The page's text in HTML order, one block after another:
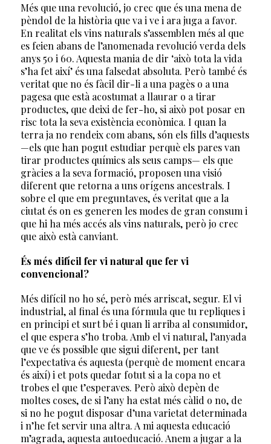
Més que una revolució, jo crec que és una mena de
pèndol de la història que va i ve i ara juga a favor.
En realitat els vins naturals s’assemblen més al que
es feien abans de l’anomenada revolució verda dels
anys 50 i 60. Aquesta mania de dir ‘això tota la vida
s’ha fet així’ és una falsedat absoluta. Però també és
veritat que no és fàcil dir-li a una pagès o a una
pagesa que està acostumat a llaurar o a tirar
productes, que deixi de fer-ho, si això pot posar en
risc tota la seva existència econòmica. I quan la
terra ja no rendeix com abans, són els fills d’aquests
—els que han pogut estudiar perquè els pares van
tirar productes químics als seus camps— els que
gràcies a la seva formació, proposen una visió
diferent que retorna a uns orígens ancestrals. I
sobre el que em preguntaves, és veritat que a la
ciutat és on es generen les modes de gran consum i
que hi ha més accés als vins naturals, però jo crec
que això està canviant.
És més difícil fer vi natural que fer vi
convencional?
Més difícil no ho sé, però més arriscat, segur. El vi
industrial, al final és una fórmula que tu repliques i
en principi et surt bé i quan li arriba al consumidor,
el que espera s’ho troba. Amb el vi natural, l’anyada
que ve és possible que sigui diferent, per tant
l’expectativa és aquesta (perquè de moment encara
és així) i et pots quedar fotut si a la copa no et
trobes el que t’esperaves. Però això depèn de
moltes coses, de si l’any ha estat més càlid o no, de
si no he pogut disposar d’una varietat determinada
i n’he fet servir una altra. A mi aquesta educació
m’agrada, aquesta autoeducació. Anem a jugar a la